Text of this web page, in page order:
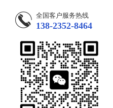
全国客户服务热线
138-2352-8464